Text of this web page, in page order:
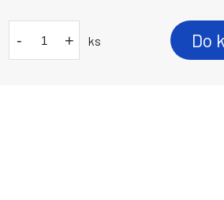
- + ks Do